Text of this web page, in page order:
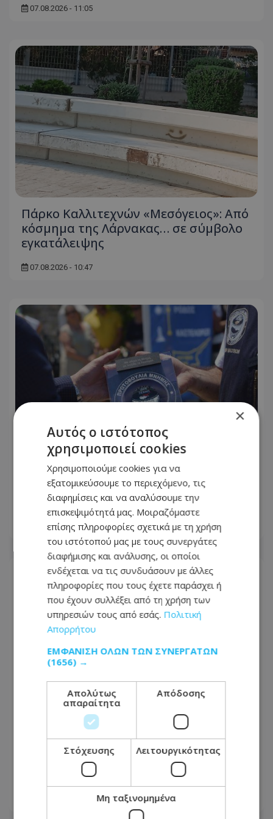
07.08.2026 - 11:05
Πάρκο Καλλιτεχνών «Μεσόγειος»: Από
κόσμημα της Λάρνακας… σε σύμβολο
εγκατάλειψης
07.08.2026 - 10:47
Πρωτοβουλία Μνήμης Ισαάκ-
Σολωμού: Συμβολικό κλείσιμο
οδοφραγμάτων
07.08.2026 - 08:53
Συναγερμός στον αυτοκινητόδρομο
Λεμεσού–Πάφου: Ασυνόδευτο άλογο
περιφέρεται στην περιοχή -
Φωτογραφία
×
Αυτός ο ιστότοπος
χρησιμοποιεί cookies
Χρησιμοποιούμε cookies για να
εξατομικεύσουμε το περιεχόμενο, τις
διαφημίσεις και να αναλύσουμε την
επισκεψιμότητά μας. Μοιραζόμαστε
επίσης πληροφορίες σχετικά με τη χρήση
του ιστότοπού μας με τους συνεργάτες
διαφήμισης και ανάλυσης, οι οποίοι
ενδέχεται να τις συνδυάσουν με άλλες
πληροφορίες που τους έχετε παράσχει ή
που έχουν συλλέξει από τη χρήση των
υπηρεσιών τους από εσάς. Πολιτική
Απορρήτου
ΕΜΦΆΝΙΣΗ ΌΛΩΝ ΤΩΝ ΣΥΝΕΡΓΑΤΏΝ
(1656) →
Απολύτως
απαραίτητα
Απόδοσης
Στόχευσης Λειτουργικότητας
Μη ταξινομημένα